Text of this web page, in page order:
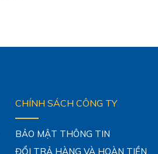
CHÍNH SÁCH CÔNG TY
BẢO MẬT THÔNG TIN
ĐỔI TRẢ HÀNG VÀ HOÀN TIỀN